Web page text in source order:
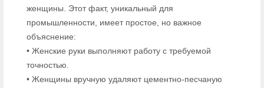
женщины. Этот факт, уникальный для
промышленности, имеет простое, но важное
объяснение:
• Женские руки выполняют работу с требуемой
точностью.
• Женщины вручную удаляют цементно-песчаную